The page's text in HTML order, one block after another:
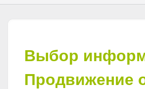
Выбор
Продвижение